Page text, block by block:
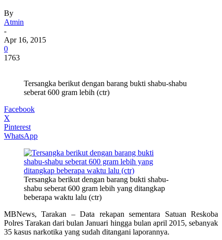
By
Atmin
-
Apr 16, 2015
0
1763
Tersangka berikut dengan barang bukti shabu-shabu
seberat 600 gram lebih (ctr)
Facebook
X
Pinterest
WhatsApp
Tersangka berikut dengan barang bukti shabu-
shabu seberat 600 gram lebih yang ditangkap
beberapa waktu lalu (ctr)
MBNews, Tarakan – Data rekapan sementara Satuan Reskoba
Polres Tarakan dari bulan Januari hingga bulan april 2015, sebanyak
35 kasus narkotika yang sudah ditangani laporannya.